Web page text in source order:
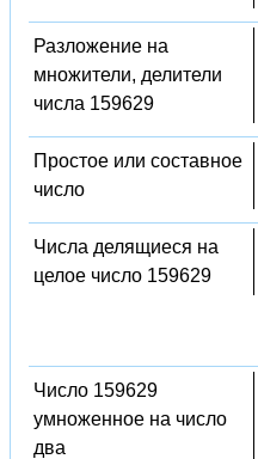
Разложение на
множители, делители
числа 159629
Простое или составное
число
Числа делящиеся на
целое число 159629
Число 159629
умноженное на число
два